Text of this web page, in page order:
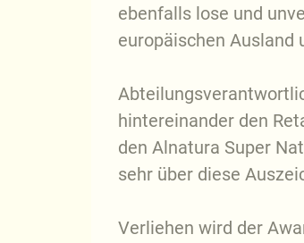
ebenfalls lose und
europäischen Ausland
hintereinander den
den Alnatura Super
sehr über diese
Verliehen wird der